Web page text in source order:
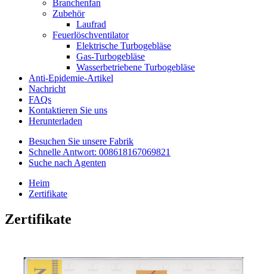
Branchenfan
Zubehör
Laufrad
Feuerlöschventilator
Elektrische Turbogebläse
Gas-Turbogebläse
Wasserbetriebene Turbogebläse
Anti-Epidemie-Artikel
Nachricht
FAQs
Kontaktieren Sie uns
Herunterladen
Besuchen Sie unsere Fabrik
Schnelle Antwort: 008618167069821
Suche nach Agenten
Heim
Zertifikate
Zertifikate